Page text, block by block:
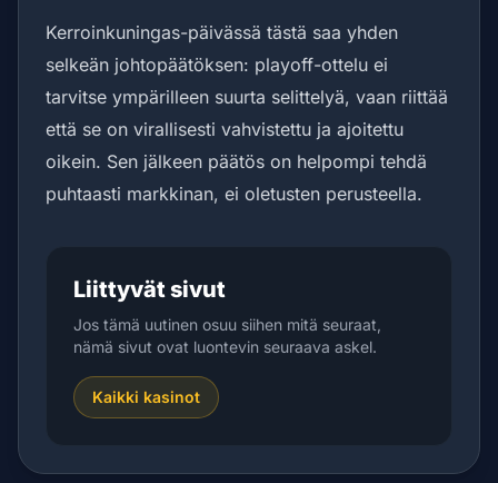
Kerroinkuningas-päivässä tästä saa yhden
selkeän johtopäätöksen: playoff-ottelu ei
tarvitse ympärilleen suurta selittelyä, vaan riittää
että se on virallisesti vahvistettu ja ajoitettu
oikein. Sen jälkeen päätös on helpompi tehdä
puhtaasti markkinan, ei oletusten perusteella.
Liittyvät sivut
Jos tämä uutinen osuu siihen mitä seuraat,
nämä sivut ovat luontevin seuraava askel.
Kaikki kasinot